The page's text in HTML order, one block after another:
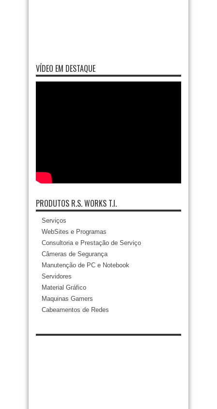
VÍDEO EM DESTAQUE
PRODUTOS R.S. WORKS T.I.
Serviços
WebSites e Programas
Consultoria e Prestação de Serviço
Câmeras de Segurança
Manutenção de PC e Notebook
Servidores
Material Gráfico
Maquinas Gamers
Cabeamentos de Redes